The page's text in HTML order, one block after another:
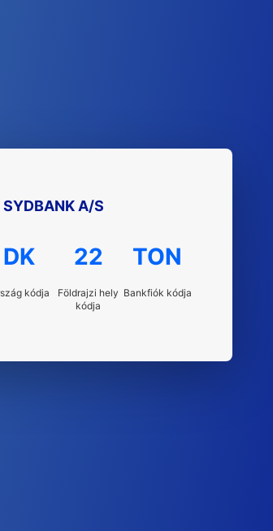
SYDBANK A/S
DK
kódja
22
Földrajzi hely
kódja
TON
Bankfiók kódja